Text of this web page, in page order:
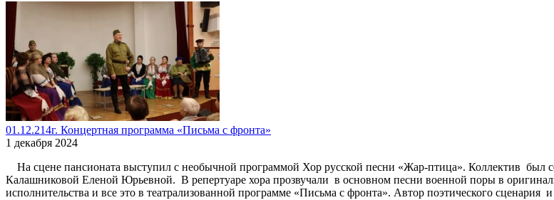
01.12.214г. Концертная программа «Письма с фронта»
1 декабря 2024
На сцене пансионата выступил с необычной программой Хор русской песни «Жар-птица». Коллектив был
Калашниковой Еленой Юрьевной. В репертуаре хора прозвучали в основном песни военной поры в
исполнительства и все это в театрализованной программе «Письма с фронта». Автор поэтического